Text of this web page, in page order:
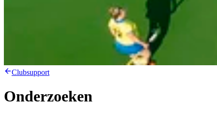
Clubsupport
Onderzoeken